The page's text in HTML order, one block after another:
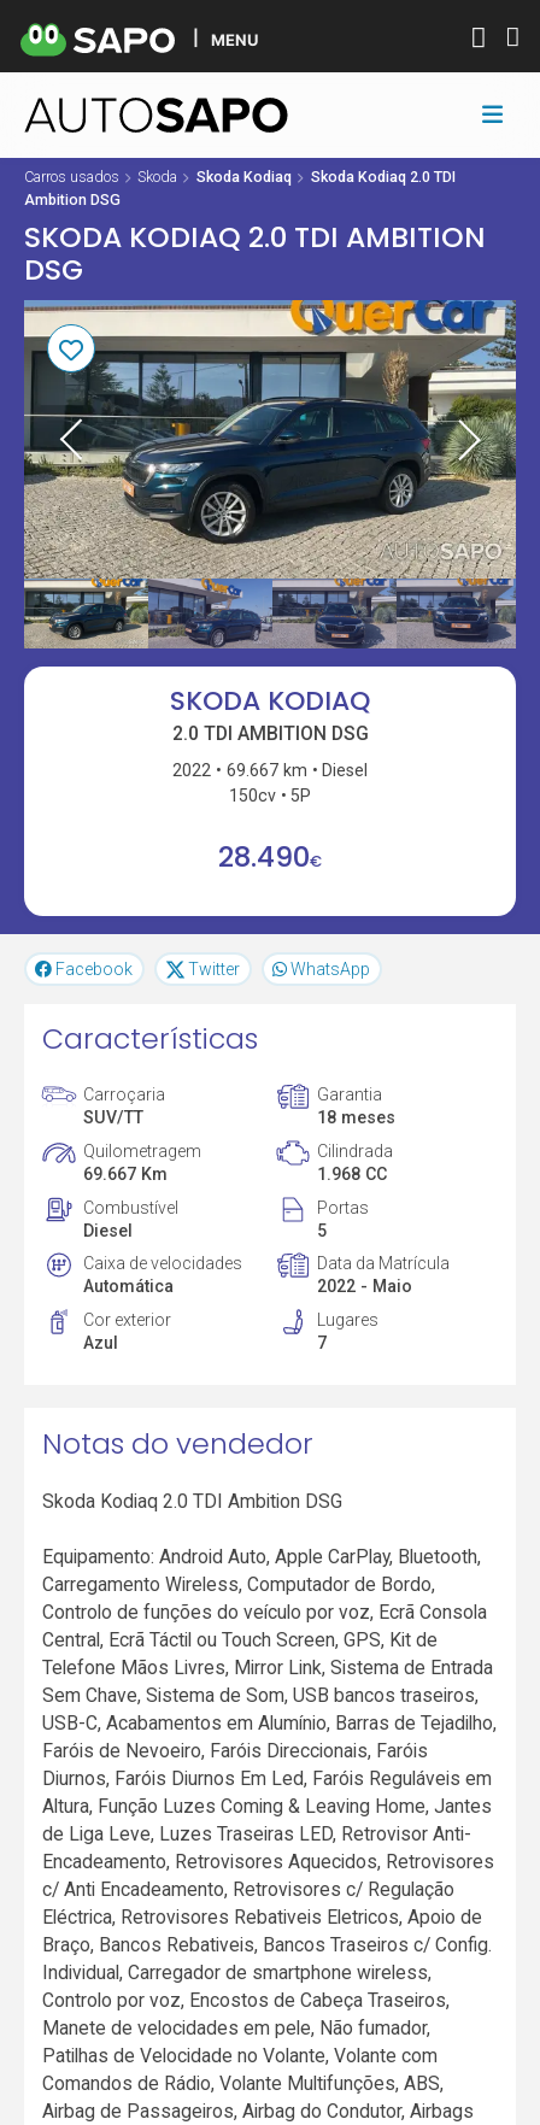
MENU
Carros usados Skoda Skoda Kodiaq
Skoda Kodiaq 2.0 TDI
Ambition DSG
SKODA KODIAQ 2.0 TDI AMBITION
DSG
SKODA KODIAQ
2.0 TDI AMBITION DSG
2022 69.667 km
Diesel
150cv
5P
28.490€
Facebook Twitter WhatsApp
Características
Carroçaria
SUV/TT
Garantia
18 meses
Quilometragem
69.667 Km
Cilindrada
1.968 CC
Combustível
Diesel
Portas
5
Caixa de velocidades
Automática
Data da Matrícula
2022 - Maio
Cor exterior
Azul
Lugares
7
Notas do vendedor
Skoda Kodiaq 2.0 TDI Ambition DSG
Equipamento: Android Auto, Apple CarPlay, Bluetooth,
Carregamento Wireless, Computador de Bordo,
Controlo de funções do veículo por voz, Ecrã Consola
Central, Ecrã Táctil ou Touch Screen, GPS, Kit de
Telefone Mãos Livres, Mirror Link, Sistema de Entrada
Sem Chave, Sistema de Som, USB bancos traseiros,
USB-C, Acabamentos em Alumínio, Barras de Tejadilho,
Faróis de Nevoeiro, Faróis Direccionais, Faróis
Diurnos, Faróis Diurnos Em Led, Faróis Reguláveis em
Altura, Função Luzes Coming & Leaving Home, Jantes
de Liga Leve, Luzes Traseiras LED, Retrovisor Anti-
Encadeamento, Retrovisores Aquecidos, Retrovisores
c/ Anti Encadeamento, Retrovisores c/ Regulação
Eléctrica, Retrovisores Rebativeis Eletricos, Apoio de
Braço, Bancos Rebativeis, Bancos Traseiros c/ Config.
Individual, Carregador de smartphone wireless,
Controlo por voz, Encostos de Cabeça Traseiros,
Manete de velocidades em pele, Não fumador,
Patilhas de Velocidade no Volante, Volante com
Comandos de Rádio, Volante Multifunções, ABS,
Airbag de Passageiros, Airbag do Condutor, Airbags